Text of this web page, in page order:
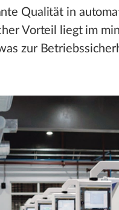
Qualität in
Vorteil liegt im
zur